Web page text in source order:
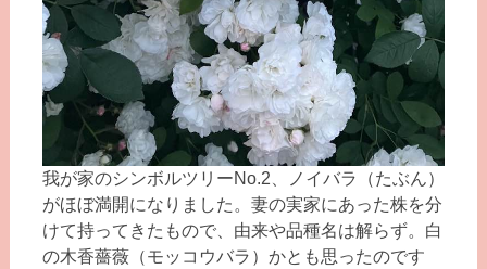
我が家のシンボルツリーNo.2、ノイバラ（たぶん）
がほぼ満開になりました。妻の実家にあった株を分
けて持ってきたもので、由来や品種名は解らず。白
の木香薔薇（モッコウバラ）かとも思ったのです